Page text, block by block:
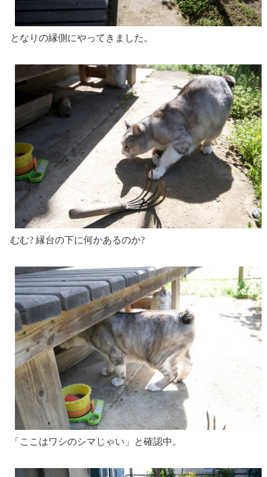
となりの縁側にやってきました。
むむ? 縁台の下に何かあるのか?
「ここはワシのシマじゃい」と確認中。